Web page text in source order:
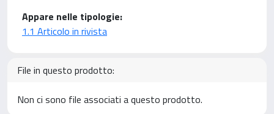
Appare nelle tipologie:
1.1 Articolo in rivista
File in questo prodotto:
Non ci sono file associati a questo prodotto.